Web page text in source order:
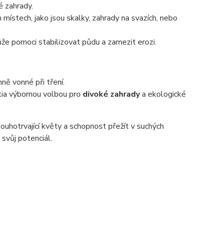
zahrady.
jako jsou skalky, zahrady na svazích, nebo
pomoci stabilizovat půdu a zamezit erozi.
vonné při tření.
výbornou volbou pro divoké zahradya ekologické
květy a schopnost přežít v suchých
svůj potenciál.